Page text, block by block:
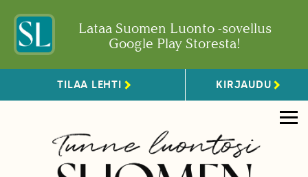
Lataa Suomen Luonto -sovellus
Google Play Storesta!
TILAA LEHTI KIRJAUDU